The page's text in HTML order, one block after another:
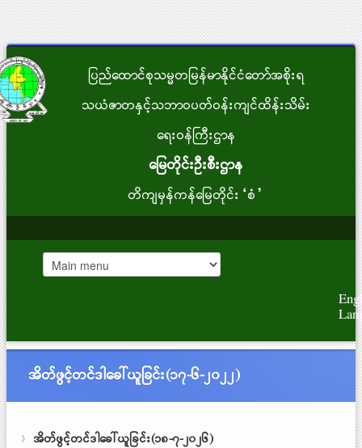
ပြည်ထောင်စုသမ္မတမြန်မာနိုင်ငံတော်အစိုးရ
သယံဇာတနှင့်သဘာဝပတ်ဝန်းကျင်ထိန်းသိမ်း
ရေးဝန်ကြီးဌာန
မြေတိုင်းဦးစီးဌာန
တိကျမှန်ကန်မြေတိုင်း“စံ”
အိတ်ဖွင့်တင်ဒါခေါ်ယူခြင်း(၁၇-၆-၂၀၂၂)
အိတ်ဖွင့်တင်ဒါခေါ်ယူခြင်း(၁၈-၇-၂၀၂၆)